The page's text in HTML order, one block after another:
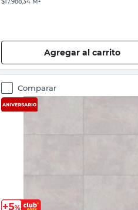
Agregar al carrito
Comparar